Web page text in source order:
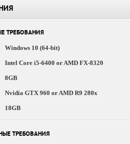
ТРЕБОВАНИЯ
Windows 10 (64-bit)
Intel Core i5-6400 or AMD FX-8320
8GB
Nvidia GTX 960 or AMD R9 280x
18GB
ТРЕБОВАНИЯ